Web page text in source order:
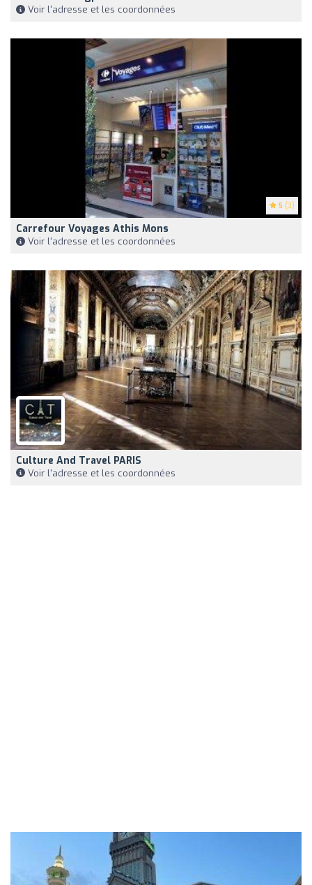
Voir l'adresse et les coordonnées
5 (3)
Carrefour Voyages Athis Mons
Voir l'adresse et les coordonnées
Culture And Travel PARIS
Voir l'adresse et les coordonnées